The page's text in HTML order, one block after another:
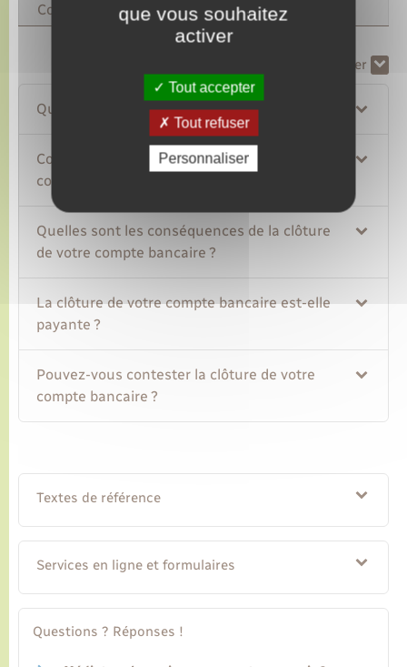
Compte inactif
Tout déplier
Qu'est-ce qu'un compte bancaire actif ?
Comment la banque peut-elle clôturer votre
compte bancaire ?
Quelles sont les conséquences de la clôture
de votre compte bancaire ?
La clôture de votre compte bancaire est-elle
payante ?
Pouvez-vous contester la clôture de votre
compte bancaire ?
Textes de référence
Services en ligne et formulaires
Questions ? Réponses !
que vous souhaitez
activer
Tout accepter
Tout refuser
Personnaliser